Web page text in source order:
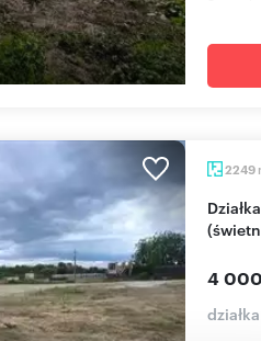
2249
Działka usługowa 22,49 ara w Węgrzcach
4